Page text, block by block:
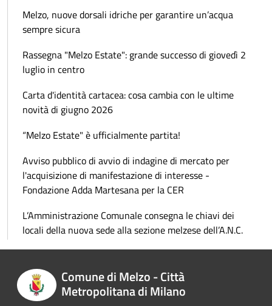
Melzo, nuove dorsali idriche per garantire un’acqua
sempre sicura
Rassegna "Melzo Estate": grande successo di giovedì 2
luglio in centro
Carta d'identità cartacea: cosa cambia con le ultime
novità di giugno 2026
“Melzo Estate" è ufficialmente partita!
Avviso pubblico di avvio di indagine di mercato per
l'acquisizione di manifestazione di interesse -
Fondazione Adda Martesana per la CER
L’Amministrazione Comunale consegna le chiavi dei
locali della nuova sede alla sezione melzese dell’A.N.C.
Comune di Melzo - Città
Metropolitana di Milano